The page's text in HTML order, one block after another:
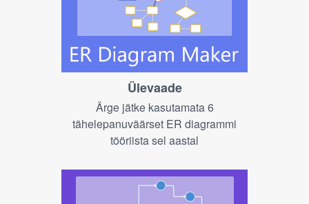
Ülevaade
Ärge jätke kasutamata 6
tähelepanuväärset ER diagrammi
tööriista sel aastal